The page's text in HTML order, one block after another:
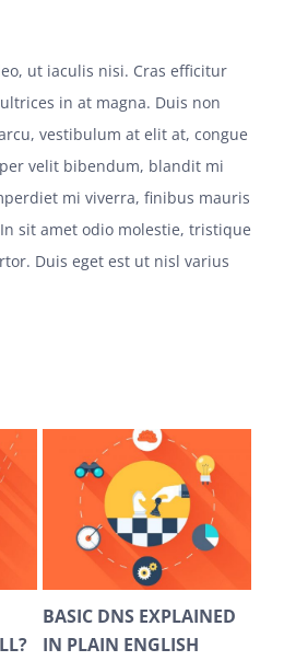
ut iaculis nisi. Cras efficitur
in at magna. Duis non
vestibulum at elit at, congue
velit bibendum, blandit mi
mi viverra, finibus mauris
sit amet odio molestie, tristique
Duis eget est ut nisl varius
BASIC DNS EXPLAINED
IN PLAIN ENGLISH